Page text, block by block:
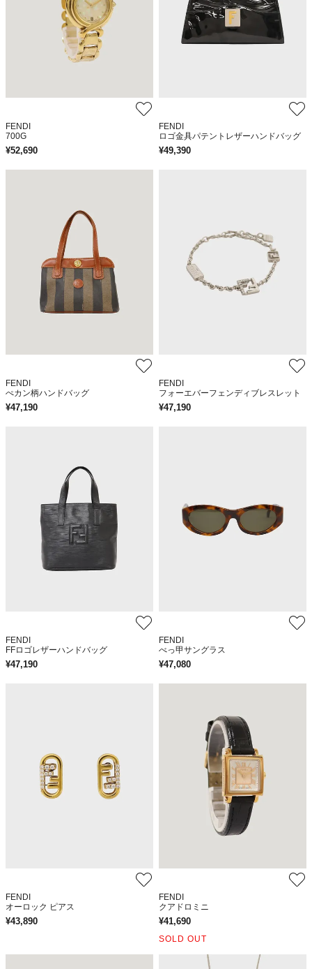
FENDI
700G
¥52,690
FENDI
ロゴ金具パテントレザーハンドバッグ
¥49,390
FENDI
ぺカン柄ハンドバッグ
¥47,190
FENDI
フォーエバーフェンディブレスレット
¥47,190
FENDI
FFロゴレザーハンドバッグ
¥47,190
FENDI
べっ甲サングラス
¥47,080
FENDI
オーロック ピアス
¥43,890
FENDI
クアドロミニ
¥41,690
SOLD OUT